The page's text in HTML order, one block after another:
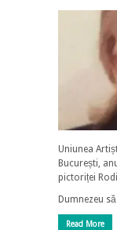
Uniunea
București,
pictoriței
Dumnezeu
Read More